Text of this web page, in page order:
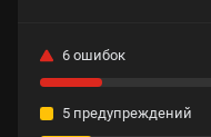
6 ошибок
5 предупреждений